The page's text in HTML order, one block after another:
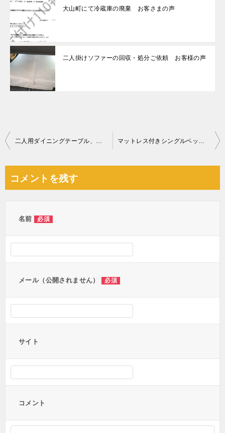
大山町にて冷蔵庫の廃棄 お客さまの声
二人掛けソファーの回収・処分ご依頼 お客様の声
投
ビ
二人用ダイニングテーブル、マットレス付きシングルベッド等の回収 マットレス付きシングルベッド、網戸等の回収とハウスクリーニング
コメントを残す
名前 必須
メール（公開されません） 必須
サイト
コメント